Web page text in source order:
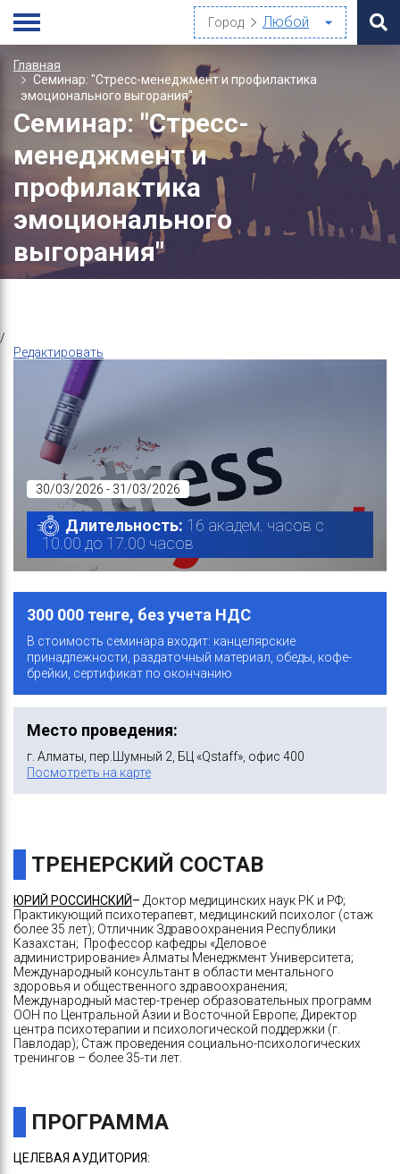
Город
Главная
Семинар: "Стресс-менеджмент и профилактика
эмоционального выгорания"
Семинар: "Стресс-
менеджмент и
профилактика
эмоционального
выгорания"
/
Редактировать
30/03/2026 - 31/03/2026
Длительность: 16 академ. часов с
10.00 до 17.00 часов
300 000 тенге, без учета НДС
В стоимость семинара входит: канцелярские
принадлежности, раздаточный материал, обеды, кофе-
брейки, сертификат по окончанию
Место проведения:
г. Алматы, пер.Шумный 2, БЦ «Qstaff», офис 400
Посмотреть на карте
ТРЕНЕРСКИЙ СОСТАВ
ЮРИЙ РОССИНСКИЙ– Доктор медицинских наук РК и РФ;
Практикующий психотерапевт, медицинский психолог (стаж
более 35 лет); Отличник Здравоохранения Республики
Казахстан; Профессор кафедры «Деловое
администрирование» Алматы Менеджмент Университета;
Международный консультант в области ментального
здоровья и общественного здравоохранения;
Международный мастер-тренер образовательных программ
ООН по Центральной Азии и Восточной Европе; Директор
центра психотерапии и психологической поддержки (г.
Павлодар); Стаж проведения социально-психологических
тренингов – более 35-ти лет.
ПРОГРАММА
ЦЕЛЕВАЯ АУДИТОРИЯ: